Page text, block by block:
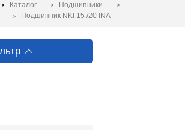
Каталог
Подшипники
Подшипник NKI 15 /20 INA